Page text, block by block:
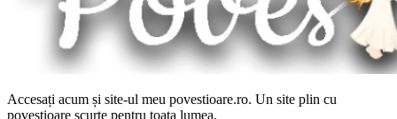
Accesați acum și site-ul meu povestioare.ro. Un site plin cu
povestioare scurte pentru toata lumea.